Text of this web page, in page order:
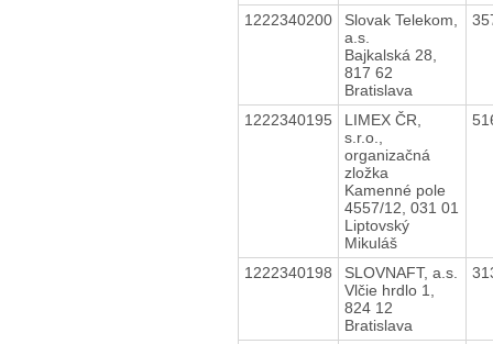
1222340200
Slovak Telekom,
a.s.
Bajkalská 28,
817 62
Bratislava
1222340195
LIMEX ČR,
s.r.o.,
organizačná
zložka
Kamenné pole
4557/12, 031 01
Liptovský
Mikuláš
1222340198
SLOVNAFT, a.s.
Vlčie hrdlo 1,
824 12
Bratislava